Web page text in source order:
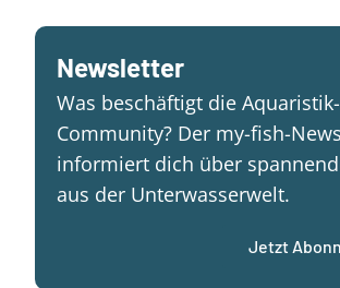
Newsletter
Was beschäftigt die Aquaristik-
Community? Der my-fish-
informiert dich über
aus der Unterwasserwelt.
Jetzt